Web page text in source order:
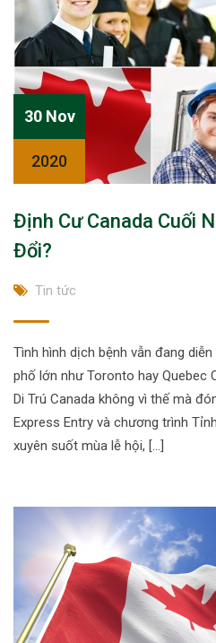
30 Nov
2020
Định Cư Canada Cuối
Đổi?
Tin tức
Tình hình dịch bệnh vẫn đang
phố lớn như Toronto hay Quebec
Di Trú Canada không vì thế mà
Express Entry và chương trình
xuyên suốt mùa lễ hội, […]